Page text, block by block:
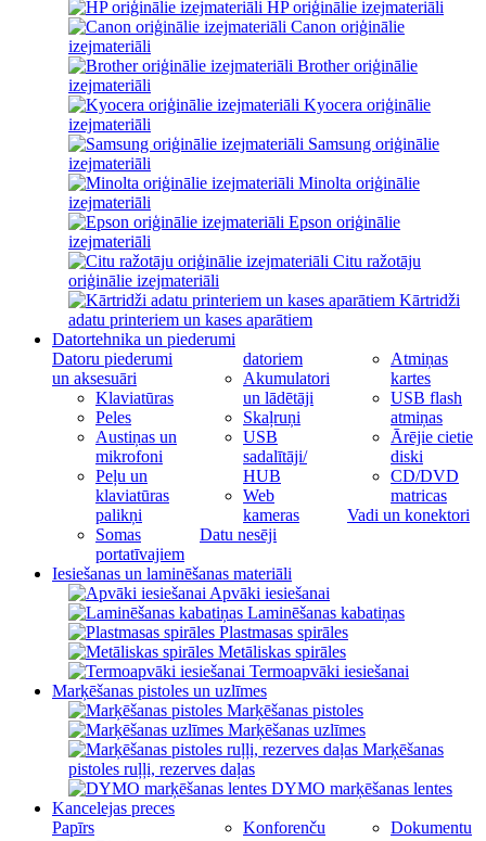
HP oriģinālie izejmateriāli
Canon oriģinālie
izejmateriāli
Brother oriģinālie
izejmateriāli
Kyocera oriģinālie
izejmateriāli
Samsung oriģinālie
izejmateriāli
Minolta oriģinālie
izejmateriāli
Epson oriģinālie
izejmateriāli
Citu ražotāju
oriģinālie izejmateriāli
Kārtridži
adatu printeriem un kases aparātiem
Datortehnika un piederumi
Datoru piederumi
un aksesuāri
Klaviatūras
Peles
Austiņas un
mikrofoni
Peļu un
klaviatūras
palikņi
Somas
portatīvajiem
datoriem
Akumulatori
un lādētāji
Skaļruņi
USB
sadalītāji/
HUB
Web
kameras
Datu nesēji
Atmiņas
kartes
USB flash
atmiņas
Ārējie cietie
diski
CD/DVD
matricas
Vadi un konektori
Iesiešanas un laminēšanas materiāli
Apvāki iesiešanai
Laminēšanas kabatiņas
Plastmasas spirāles
Metāliskas spirāles
Termoapvāki iesiešanai
Marķēšanas pistoles un uzlīmes
Marķēšanas pistoles
Marķēšanas uzlīmes
Marķēšanas
pistoles ruļļi, rezerves daļas
DYMO marķēšanas lentes
Kancelejas preces
Papīrs
Konforenču
Dokumentu